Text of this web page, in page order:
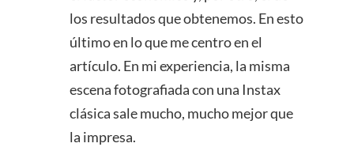
los resultados que obtenemos. En esto
último en lo que me centro en el
artículo. En mi experiencia, la misma
escena fotografiada con una Instax
clásica sale mucho, mucho mejor que
la impresa.